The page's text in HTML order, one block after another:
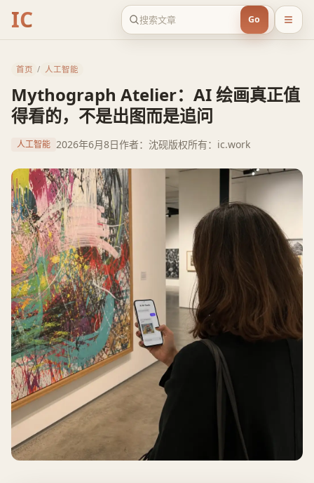
IC Go
首页 / 人工智能
Mythograph Atelier：AI 绘画真正值
得看的，不是出图而是追问
人工智能 2026年6月8日作者：沈砚版权所有：ic.work